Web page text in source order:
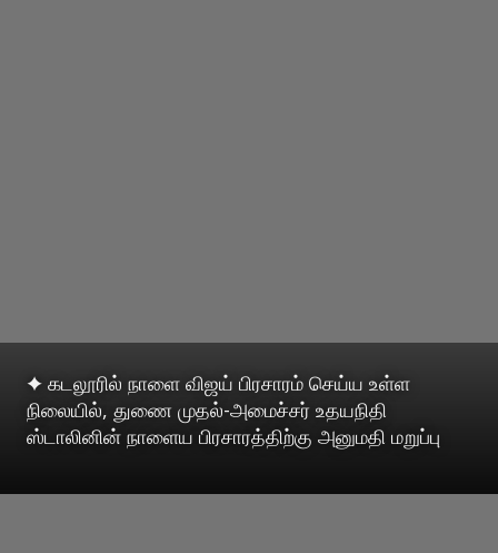
✦ கடலூரில் நாளை விஜய் பிரசாரம் செய்ய உள்ள
நிலையில், துணை முதல்-அமைச்சர் உதயநிதி
ஸ்டாலினின் நாளைய பிரசாரத்திற்கு அனுமதி மறுப்பு